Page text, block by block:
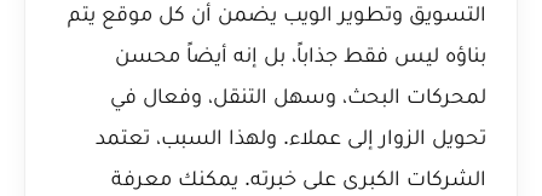
التسويق وتطوير الويب يضمن أن كل موقع يتم
بناؤه ليس فقط جذاباً، بل إنه أيضاً محسن
لمحركات البحث، وسهل التنقل، وفعال في
تحويل الزوار إلى عملاء. ولهذا السبب، تعتمد
الشركات الكبرى على خبرته. يمكنك معرفة